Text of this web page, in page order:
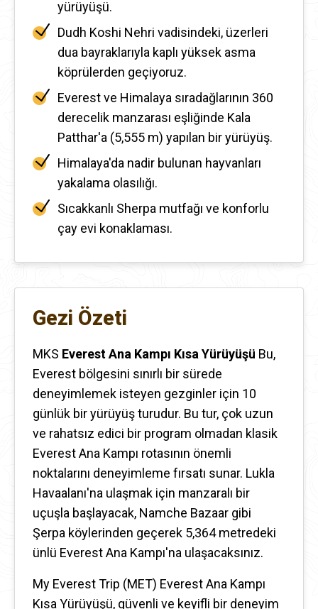
yürüyüşü.
Dudh Koshi Nehri vadisindeki, üzerleri
dua bayraklarıyla kaplı yüksek asma
köprülerden geçiyoruz.
Everest ve Himalaya sıradağlarının 360
derecelik manzarası eşliğinde Kala
Patthar'a (5,555 m) yapılan bir yürüyüş.
Himalaya'da nadir bulunan hayvanları
yakalama olasılığı.
Sıcakkanlı Sherpa mutfağı ve konforlu
çay evi konaklaması.
Gezi Özeti
MKS Everest Ana Kampı Kısa Yürüyüşü Bu,
Everest bölgesini sınırlı bir sürede
deneyimlemek isteyen gezginler için 10
günlük bir yürüyüş turudur. Bu tur, çok uzun
ve rahatsız edici bir program olmadan klasik
Everest Ana Kampı rotasının önemli
noktalarını deneyimleme fırsatı sunar. Lukla
Havaalanı'na ulaşmak için manzaralı bir
uçuşla başlayacak, Namche Bazaar gibi
Şerpa köylerinden geçerek 5,364 metredeki
ünlü Everest Ana Kampı'na ulaşacaksınız.
My Everest Trip (MET) Everest Ana Kampı
Kısa Yürüyüşü, güvenli ve keyifli bir deneyim